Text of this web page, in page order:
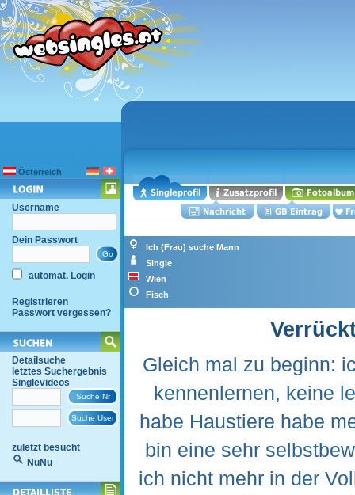
Österreich
Username
Dein Passwort
automat. Login
Registrieren
Passwort vergessen?
Detailsuche
letztes Suchergebnis
Singlevideos
zuletzt besucht
NuNu
Ich (Frau) suche Mann
Single
Wien
Fisch
Gleich mal zu beginn:
kennenlernen, keine
habe Haustiere habe
bin eine sehr
ich nicht mehr in der